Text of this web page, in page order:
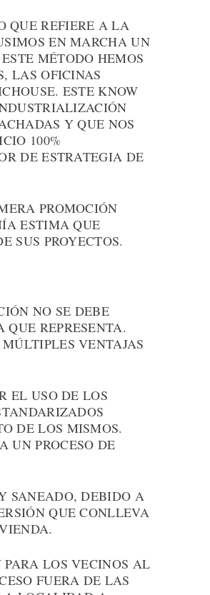
QUE REFIERE A LA
EN MARCHA UN
MÉTODO HEMOS
LAS OFICINAS
ESTE KNOW
Y QUE NOS
100%
DE ESTRATEGIA DE
PROMOCIÓN
ESTIMA QUE
SUS PROYECTOS.
NO SE DEBE
REPRESENTA.
VENTAJAS
EL USO DE LOS
DE LOS MISMOS.
UN PROCESO DE
SANEADO, DEBIDO A
QUE CONLLEVA
LOS VECINOS AL
FUERA DE LAS